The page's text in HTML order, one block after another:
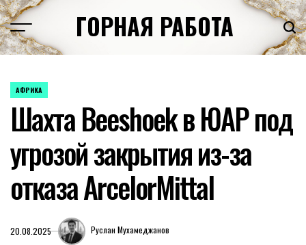
Перейти
к
содержимому
ГОРНАЯ РАБОТА
ОПУБЛИКОВАНО
АФРИКА
Шахта Beeshoek в ЮАР под
угрозой закрытия из-за
отказа ArcelorMittal
20.08.2025 Руслан Мухамеджанов